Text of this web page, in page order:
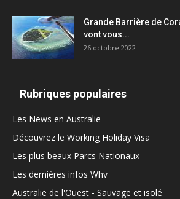
Grande Barrière de
vont vous...
26 octobre 2022
Rubriques populaires
Les News en Australie
Découvrez le Working Holiday Visa
Les plus beaux Parcs Nationaux
Les dernières infos Whv
Australie de l'Ouest - Sauvage et isolé